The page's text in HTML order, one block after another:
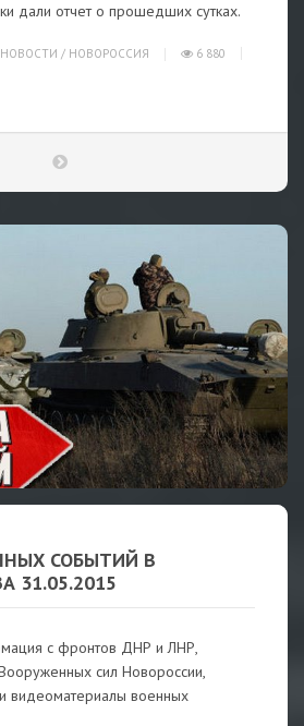
дали отчет о прошедших сутках.
НОВОСТИ / НОВОРОССИЯ
6 880
СОБЫТИЙ В
31.05.2015
с фронтов ДНР и ЛНР,
сил Новороссии,
видеоматериалы военных